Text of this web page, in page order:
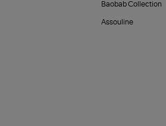
Baobab Collection
Assouline